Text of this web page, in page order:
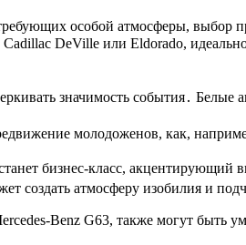
особой атмосферы, выбор
DeVille или Eldorado,
значимость события․ Белые
молодоженов, как,
бизнес-класс, акцентирующий
создать атмосферу изобилия и
Benz G63, также могут быть